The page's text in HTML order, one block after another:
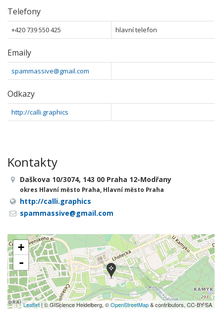
Telefony
+420 739 550 425 hlavní telefon
Emaily
spammassive@gmail.com
Odkazy
http://calli.graphics
Kontakty
Daškova 10/3074, 143 00 Praha 12-Modřany
okres Hlavní město Praha, Hlavní město Praha
http://calli.graphics
spammassive@gmail.com
+
-
Leaflet | © GIScience Heidelberg, ©OpenStreetMap& contributors, CC-BY-SA